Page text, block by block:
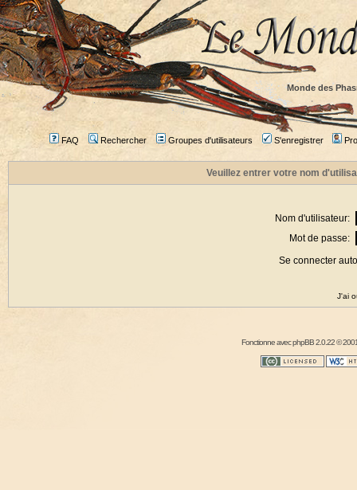
Monde des
FAQ Rechercher Groupes d'utilisateurs S'enregistrer
Veuillez entrer votre nom
Nom d'utilisateur:
Mot de passe:
Se connecter
J'ai
Fonctionne avecphpBB2.0.22 ©